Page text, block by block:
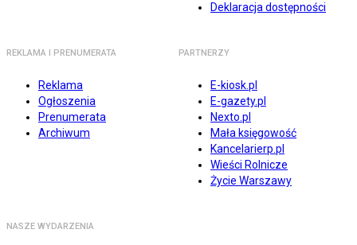
Deklaracja dostępności
REKLAMA I PRENUMERATA
Reklama
Ogłoszenia
Prenumerata
Archiwum
PARTNERZY
E-kiosk.pl
E-gazety.pl
Nexto.pl
Mała księgowość
Kancelarierp.pl
Wieści Rolnicze
Życie Warszawy
NASZE WYDARZENIA